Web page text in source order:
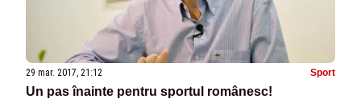
29 mar. 2017, 21:12 Sport
Un pas înainte pentru sportul românesc!